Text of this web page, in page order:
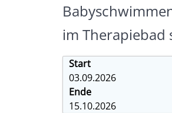
im Therapiebad
Start
03.09.2026
Ende
15.10.2026